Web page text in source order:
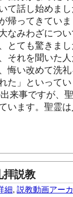
て話し始めま
帰ってきてい
なみわざにつ
とても驚きま
それを聞いた
悔い改めて洗
た」といって
来事ですが、
います。聖霊
拝説教
細, 説教動画アー